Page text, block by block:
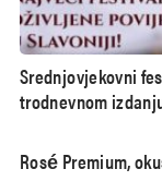
Srednjovjekovni
trodnevnom
Rosé Premium,